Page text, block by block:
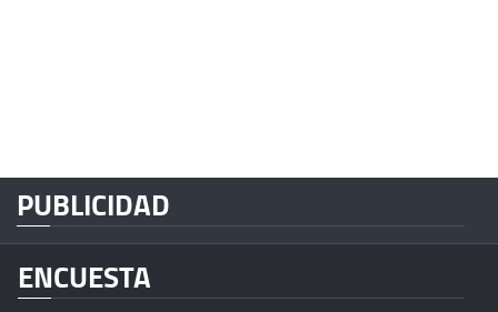
PUBLICIDAD
ENCUESTA